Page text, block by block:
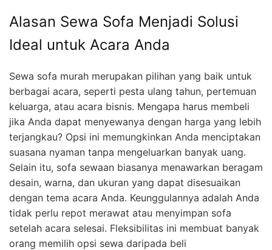
Alasan Sewa Sofa Menjadi Solusi
Ideal untuk Acara Anda
Sewa sofa murah merupakan pilihan yang baik untuk
berbagai acara, seperti pesta ulang tahun, pertemuan
keluarga, atau acara bisnis. Mengapa harus membeli
jika Anda dapat menyewanya dengan harga yang lebih
terjangkau? Opsi ini memungkinkan Anda menciptakan
suasana nyaman tanpa mengeluarkan banyak uang.
Selain itu, sofa sewaan biasanya menawarkan beragam
desain, warna, dan ukuran yang dapat disesuaikan
dengan tema acara Anda. Keunggulannya adalah Anda
tidak perlu repot merawat atau menyimpan sofa
setelah acara selesai. Fleksibilitas ini membuat banyak
orang memilih opsi sewa daripada beli